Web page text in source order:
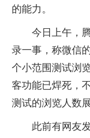
的能力。
今日上午，
录一事，称微信
个小范围测试浏
客功能已焊死，
测试的浏览人数
此前有网友